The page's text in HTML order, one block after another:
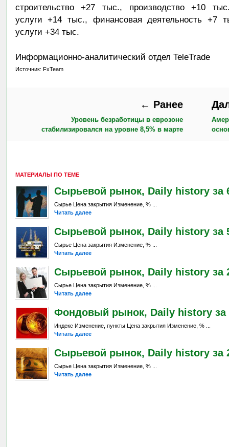
строительство +27 тыс., производство +10
услуги +14 тыс., финансовая деятельность +7
услуги +34 тыс.
Информационно-аналитический отдел TeleTrade
Источник: FxTeam
← Ранее
Уровень безработицы в еврозоне
стабилизировался на уровне 8,5% в марте
МАТЕРИАЛЫ ПО ТЕМЕ
Сырьевой рынок, Daily history за 6
Сырье Цена закрытия Изменение, % ...
Читать далее
Сырьевой рынок, Daily history за
Сырье Цена закрытия Изменение, % ...
Читать далее
Сырьевой рынок, Daily history за
Сырье Цена закрытия Изменение, % ...
Читать далее
Фондовый рынок, Daily history за
Индекс Изменение, пункты Цена закрытия Изменение, % ...
Читать далее
Сырьевой рынок, Daily history за
Сырье Цена закрытия Изменение, % ...
Читать далее